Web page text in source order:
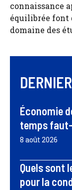
connaissance
équilibrée font
domaine des
Économie
temps
8 août 2026
Quels sont
pour la